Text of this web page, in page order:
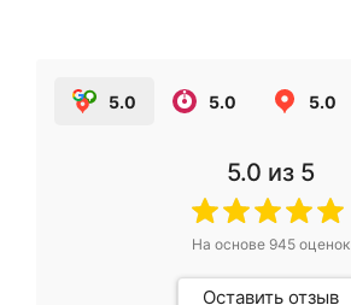
5.0 5.0 5.0
5.0 из 5
На основе 945оценок
Оставить отзыв